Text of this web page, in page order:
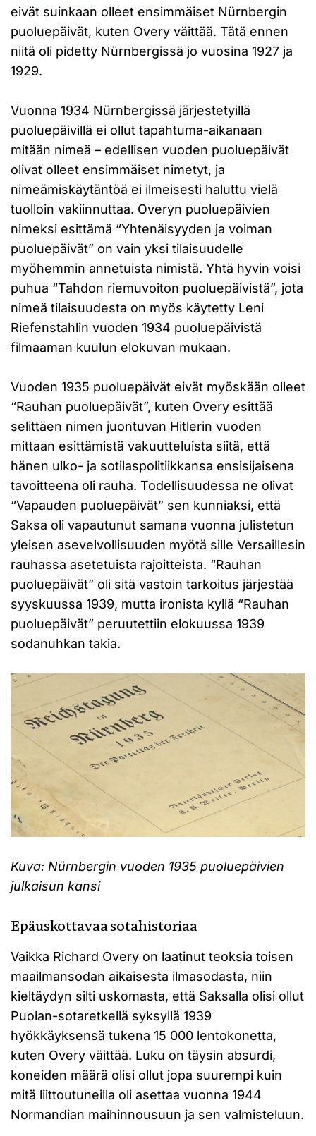
eivät suinkaan olleet ensimmäiset Nürnbergin
puoluepäivät, kuten Overy väittää. Tätä ennen
niitä oli pidetty Nürnbergissä jo vuosina 1927 ja
1929.
Vuonna 1934 Nürnbergissä järjestetyillä
puoluepäivillä ei ollut tapahtuma-aikanaan
mitään nimeä – edellisen vuoden puoluepäivät
olivat olleet ensimmäiset nimetyt, ja
nimeämiskäytäntöä ei ilmeisesti haluttu vielä
tuolloin vakiinnuttaa. Overyn puoluepäivien
nimeksi esittämä “Yhtenäisyyden ja voiman
puoluepäivät” on vain yksi tilaisuudelle
myöhemmin annetuista nimistä. Yhtä hyvin voisi
puhua “Tahdon riemuvoiton puoluepäivistä”, jota
nimeä tilaisuudesta on myös käytetty Leni
Riefenstahlin vuoden 1934 puoluepäivistä
filmaaman kuulun elokuvan mukaan.
Vuoden 1935 puoluepäivät eivät myöskään olleet
“Rauhan puoluepäivät”, kuten Overy esittää
selittäen nimen juontuvan Hitlerin vuoden
mittaan esittämistä vakuutteluista siitä, että
hänen ulko- ja sotilaspolitiikkansa ensisijaisena
tavoitteena oli rauha. Todellisuudessa ne olivat
“Vapauden puoluepäivät” sen kunniaksi, että
Saksa oli vapautunut samana vuonna julistetun
yleisen asevelvollisuuden myötä sille Versaillesin
rauhassa asetetuista rajoitteista. “Rauhan
puoluepäivät” oli sitä vastoin tarkoitus järjestää
syyskuussa 1939, mutta ironista kyllä “Rauhan
puoluepäivät” peruutettiin elokuussa 1939
sodanuhkan takia.
Kuva: Nürnbergin vuoden 1935 puoluepäivien
julkaisun kansi
Epäuskottavaa sotahistoriaa
Vaikka Richard Overy on laatinut teoksia toisen
maailmansodan aikaisesta ilmasodasta, niin
kieltäydyn silti uskomasta, että Saksalla olisi ollut
Puolan-sotaretkellä syksyllä 1939
hyökkäyksensä tukena 15 000 lentokonetta,
kuten Overy väittää. Luku on täysin absurdi,
koneiden määrä olisi ollut jopa suurempi kuin
mitä liittoutuneilla oli asettaa vuonna 1944
Normandian maihinnousuun ja sen valmisteluun.